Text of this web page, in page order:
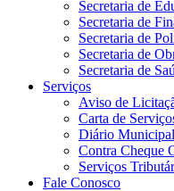
Secretaria de
Secretaria de
Secretaria de
Secretaria de
Secretaria de
Serviços
Aviso de
Carta de
Diário
Contra Cheque
Serviços
Fale Conosco